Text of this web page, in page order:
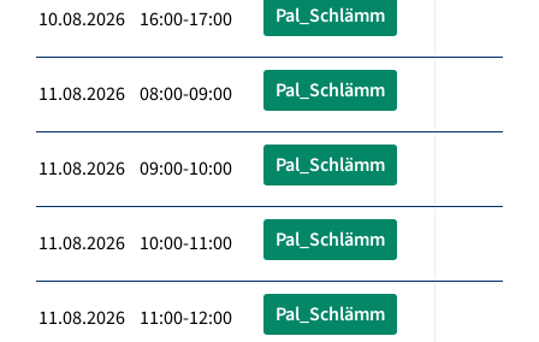
10.08.2026 16:00-17:00 Pal_Schlämm
11.08.2026 08:00-09:00 Pal_Schlämm
11.08.2026 09:00-10:00 Pal_Schlämm
11.08.2026 10:00-11:00 Pal_Schlämm
11.08.2026 11:00-12:00 Pal_Schlämm